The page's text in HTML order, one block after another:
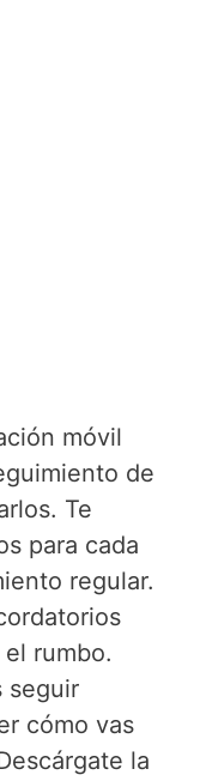
móvil
de
Te
para cada
regular.
rumbo.
seguir
cómo vas
la